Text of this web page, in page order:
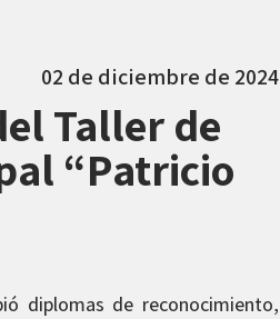
02 de diciembre de 2024
Taller de
“Patricio
diplomas de reconocimiento,